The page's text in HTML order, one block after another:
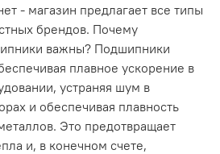
- магазин предлагает все типы
брендов. Почему
важны? Подшипники
плавное ускорение в
устраняя шум в
и обеспечивая плавность
Это предотвращает
и, в конечном счете,